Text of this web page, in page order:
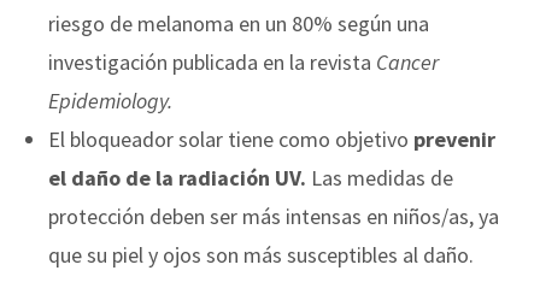
riesgo de melanoma en un 80% según una
investigación publicada en la revista Cancer
Epidemiology.
El bloqueador solar tiene como objetivo prevenir
el daño de la radiación UV. Las medidas de
protección deben ser más intensas en niños/as, ya
que su piel y ojos son más susceptibles al daño.